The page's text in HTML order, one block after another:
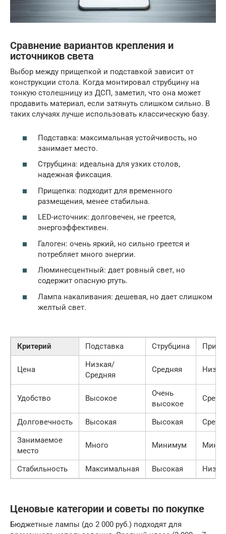
Сравнение вариантов крепления и
источников света
Выбор между прищепкой и подставкой зависит от
конструкции стола. Когда монтировал струбцину на
тонкую столешницу из ДСП, заметил, что она может
продавить материал, если затянуть слишком сильно. В
таких случаях лучше использовать классическую базу.
Подставка: максимальная устойчивость, но
занимает место.
Струбцина: идеальна для узких столов,
надежная фиксация.
Прищепка: подходит для временного
размещения, менее стабильна.
LED-источник: долговечен, не греется,
энергоэффективен.
Галоген: очень яркий, но сильно греется и
потребляет много энергии.
Люминесцентный: дает ровный свет, но
содержит опасную ртуть.
Лампа накаливания: дешевая, но дает слишком
желтый свет.
Критерий Подставка Струбцина
Цена
Низкая/
Средняя
Средняя
Удобство Высокое
Очень
высокое
Долговечность Высокая Высокая
Занимаемое
место
Много Минимум
Стабильность Максимальная Высокая
Ценовые категории и советы по покупке
Бюджетные лампы (до 2 000 руб.) подходят для